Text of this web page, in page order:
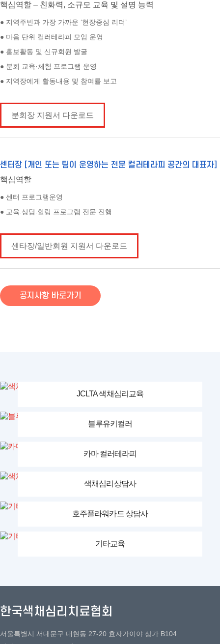
핵심역할 – 친화력, 소규모 교육 및 설명 능력
● 지역주빈과 가장 가까운 ‘현장중심 리더’
● 마음 단위 컬러테라피 모임 운영
● 홍보활동 및 신규회원 발굴
● 분회 교육·체험 프로그램 운영
● 지역장에게 활동내용 및 참여률 보고
분회장 지원서 다운로드
센터장 [개인 또는 팀이 운영하는 전문 컬러테라피 공간의 대표자]
핵심역할
● 센터 프로그램운영
● 교육.상담.힐링 프로그램 전문 진행
센타장/일반회원 지원서 다운로드
공지사항 바로가기
JCLTA 색채심리교육
블루유키컬러
카마 컬러테라피
색채심리상담사
호주플라워카드 상담사
기타교육
한국색채심리치료협회
서울특별시 서대문구 대현동 27-20 효자가이야 상가 B104